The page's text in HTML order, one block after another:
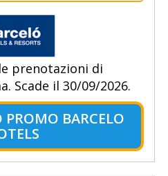
prenotazioni di
Scade il 30/09/2026.
BARCELO